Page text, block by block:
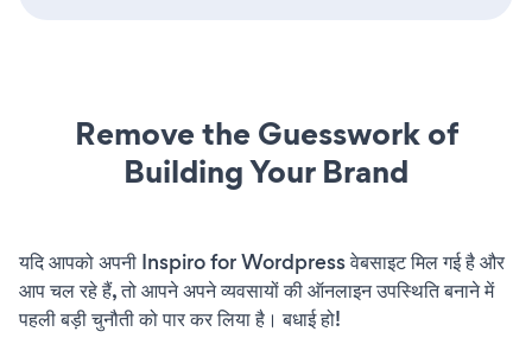
Remove the Guesswork of
Building Your Brand
यदि आपको अपनी Inspiro for Wordpress वेबसाइट मिल गई है और
आप चल रहे हैं, तो आपने अपने व्यवसायों की ऑनलाइन उपस्थिति बनाने में
पहली बड़ी चुनौती को पार कर लिया है। बधाई हो!